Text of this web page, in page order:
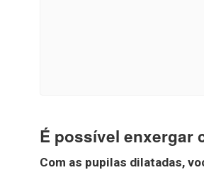
É possível enxergar
Com as pupilas dilatadas,